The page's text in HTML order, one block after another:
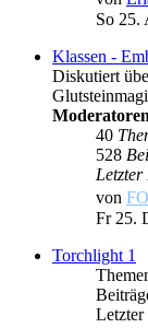
So 25.
Klassen -
Diskutiert
40
528
Letzter
von
Fr 25.
Torchlight 1
Letzter